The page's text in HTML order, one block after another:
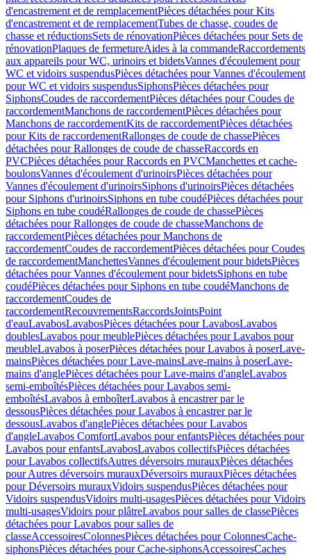
d'encastrement et de remplacementPièces détachées pour Kits
d'encastrement et de remplacementTubes de chasse, coudes de
chasse et réductionsSets de rénovationPièces détachées pour Sets de
rénovationPlaques de fermetureAides à la commandeRaccordements
aux appareils pour WC, urinoirs et bidetsVannes d'écoulement pour
WC et vidoirs suspendusPièces détachées pour Vannes d'écoulement
pour WC et vidoirs suspendusSiphonsPièces détachées pour
SiphonsCoudes de raccordementPièces détachées pour Coudes de
raccordementManchons de raccordementPièces détachées pour
Manchons de raccordementKits de raccordementPièces détachées
pour Kits de raccordementRallonges de coude de chassePièces
détachées pour Rallonges de coude de chasseRaccords en
PVCPièces détachées pour Raccords en PVCManchettes et cache-
boulonsVannes d'écoulement d'urinoirsPièces détachées pour
Vannes d'écoulement d'urinoirsSiphons d'urinoirsPièces détachées
pour Siphons d'urinoirsSiphons en tube coudéPièces détachées pour
Siphons en tube coudéRallonges de coude de chassePièces
détachées pour Rallonges de coude de chasseManchons de
raccordementPièces détachées pour Manchons de
raccordementCoudes de raccordementPièces détachées pour Coudes
de raccordementManchettesVannes d'écoulement pour bidetsPièces
détachées pour Vannes d'écoulement pour bidetsSiphons en tube
coudéPièces détachées pour Siphons en tube coudéManchons de
raccordementCoudes de
raccordementRecouvrementsRaccordsJointsPoint
d'eauLavabosLavabosPièces détachées pour LavabosLavabos
doublesLavabos pour meublePièces détachées pour Lavabos pour
meubleLavabos à poserPièces détachées pour Lavabos à poserLave-
mainsPièces détachées pour Lave-mainsLave-mains à poserLave-
mains d'anglePièces détachées pour Lave-mains d'angleLavabos
semi-emboîtésPièces détachées pour Lavabos semi-
emboîtésLavabos à emboîterLavabos à encastrer par le
dessousPièces détachées pour Lavabos à encastrer par le
dessousLavabos d'anglePièces détachées pour Lavabos
d'angleLavabos ComfortLavabos pour enfantsPièces détachées pour
Lavabos pour enfantsLavabosLavabos collectifsPièces détachées
pour Lavabos collectifsAutres déversoirs murauxPièces détachées
pour Autres déversoirs murauxDéversoirs murauxPièces détachées
pour Déversoirs murauxVidoirs suspendusPièces détachées pour
Vidoirs suspendusVidoirs multi-usagesPièces détachées pour Vidoirs
multi-usagesVidoirs pour plâtreLavabos pour salles de classePièces
détachées pour Lavabos pour salles de
classeAccessoiresColonnesPièces détachées pour ColonnesCache-
siphonsPièces détachées pour Cache-siphonsAccessoiresCaches